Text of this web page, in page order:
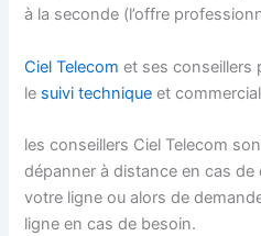
à la seconde (l’offre
Ciel Telecomet ses conseillers
le suivi technique et
les conseillers Ciel Telecom
dépanner à distance en cas
votre ligne ou alors de
ligne en cas de besoin.